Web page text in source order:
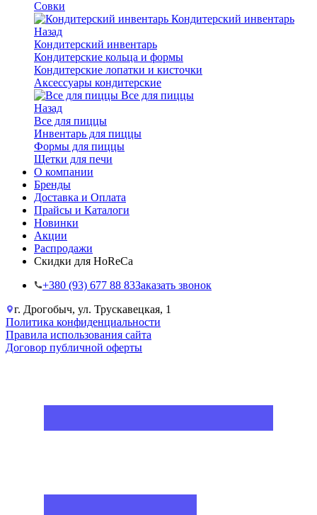
Совки
Кондитерский инвентарь
Назад
Кондитерский инвентарь
Кондитерские кольца и формы
Кондитерские лопатки и кисточки
Аксессуары кондитерские
Все для пиццы
Назад
Все для пиццы
Инвентарь для пиццы
Формы для пиццы
Щетки для печи
О компании
Бренды
Доставка и Оплата
Прайсы и Каталоги
Новинки
Акции
Распродажи
Скидки для HoReCa
+38‎0 (93) 677 88 83Заказать звонок
г. Дрогобыч, ул. Трускавецкая, 1
Политика конфиденциальности
Правила использования сайта
Договор публичной оферты